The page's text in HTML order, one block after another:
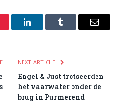
LinkedInTumblr Email
NEXT ARTICLE
Engel & Just trotseerden
het vaarwater onder de
brug in Purmerend